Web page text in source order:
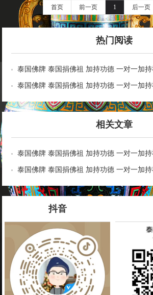
首页 前一页 1 后一页
热门阅读
泰国佛牌 泰国捐佛祖 加持功德 一对一加
逢凶化吉 开运旺运 事事如意 功德无量
泰国佛牌 泰国捐佛祖 加持功德 一对一加
逢凶化吉 开运旺运 事事如意 功德无量
相关文章
泰国佛牌 泰国捐佛祖 加持功德 一对一加
逢凶化吉 开运旺运 事事如意 功德无量
泰国佛牌 泰国捐佛祖 加持功德 一对一加
逢凶化吉 开运旺运 事事如意 功德无量
抖音